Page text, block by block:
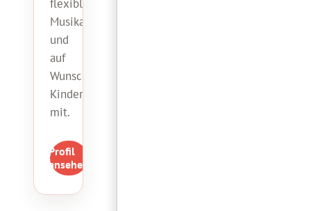
flexible
Musikauswahl
und
auf
Wunsch
Kinderanimation
mit.
Profil
ansehen